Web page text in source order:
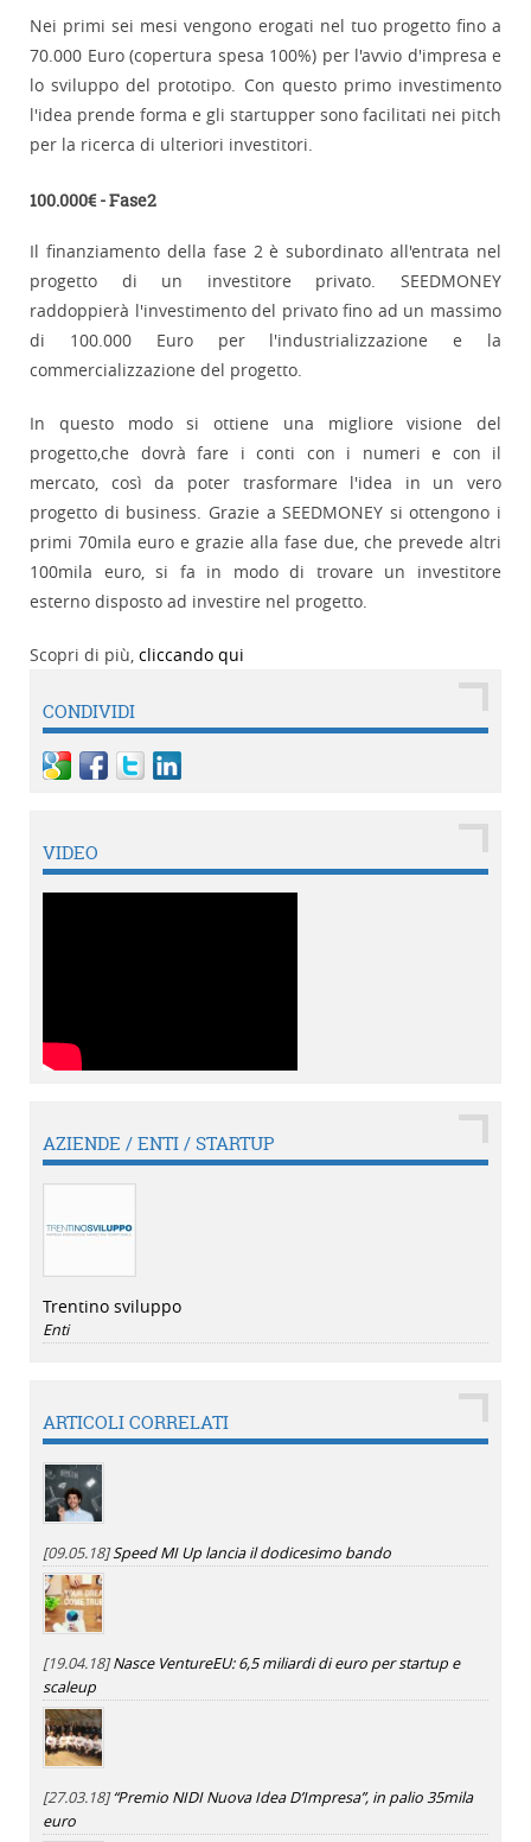
Nei primi sei mesi vengono erogati nel tuo progetto fino a
70.000 Euro (copertura spesa 100%) per l'avvio d'impresa e
lo sviluppo del prototipo. Con questo primo investimento
l'idea prende forma e gli startupper sono facilitati nei pitch
per la ricerca di ulteriori investitori.
100.000€ - Fase2
Il finanziamento della fase 2 è subordinato all'entrata nel
progetto di un investitore privato. SEEDMONEY
raddoppierà l'investimento del privato fino ad un massimo
di 100.000 Euro per l'industrializzazione e la
commercializzazione del progetto.
In questo modo si ottiene una migliore visione del
progetto,che dovrà fare i conti con i numeri e con il
mercato, così da poter trasformare l'idea in un vero
progetto di business. Grazie a SEEDMONEY si ottengono i
primi 70mila euro e grazie alla fase due, che prevede altri
100mila euro, si fa in modo di trovare un investitore
esterno disposto ad investire nel progetto.
Scopri di più, cliccando qui
CONDIVIDI
VIDEO
AZIENDE / ENTI / STARTUP
Trentino sviluppo
Enti
ARTICOLI CORRELATI
[09.05.18]Speed MI Up lancia il dodicesimo bando
[19.04.18]Nasce VentureEU: 6,5 miliardi di euro per startup e
scaleup
[27.03.18]“Premio NIDI Nuova Idea D’Impresa”, in palio 35mila
euro